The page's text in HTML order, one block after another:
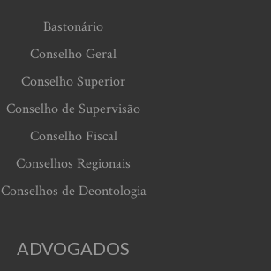
Bastonário
Conselho Geral
Conselho Superior
Conselho de Supervisão
Conselho Fiscal
Conselhos Regionais
Conselhos de Deontologia
ADVOGADOS